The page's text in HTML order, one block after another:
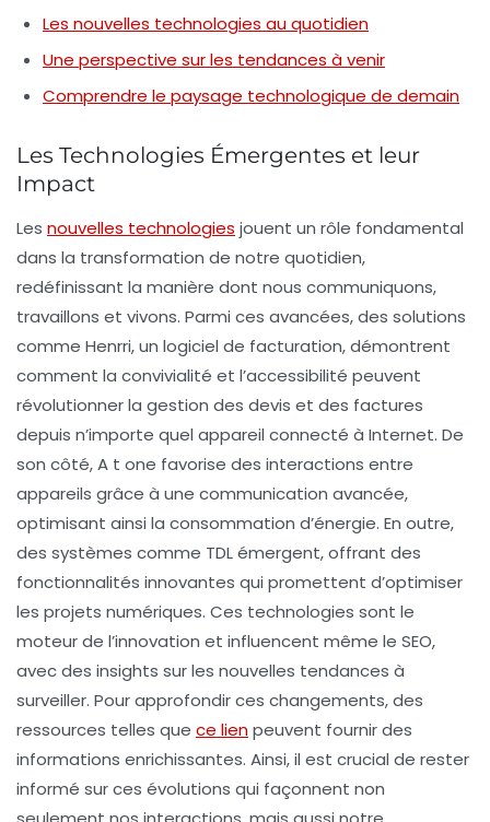
Les nouvelles technologies au quotidien
Une perspective sur les tendances à venir
Comprendre le paysage technologique de demain
Les Technologies Émergentes et leur
Impact
Les nouvelles technologies jouent un rôle fondamental
dans la transformation de notre quotidien,
redéfinissant la manière dont nous communiquons,
travaillons et vivons. Parmi ces avancées, des solutions
comme Henrri, un logiciel de facturation, démontrent
comment la convivialité et l’accessibilité peuvent
révolutionner la gestion des devis et des factures
depuis n’importe quel appareil connecté à Internet. De
son côté,A t one favorise des interactions entre
appareils grâce à une communication avancée,
optimisant ainsi la consommation d’énergie. En outre,
des systèmes comme TDLémergent, offrant des
fonctionnalités innovantes qui promettent d’optimiser
les projets numériques. Ces technologies sont le
moteur de l’innovation et influencent même le SEO,
avec des insights sur les nouvelles tendances à
surveiller. Pour approfondir ces changements, des
ressources telles que ce lienpeuvent fournir des
informations enrichissantes. Ainsi, il est crucial de rester
informé sur ces évolutions qui façonnent non